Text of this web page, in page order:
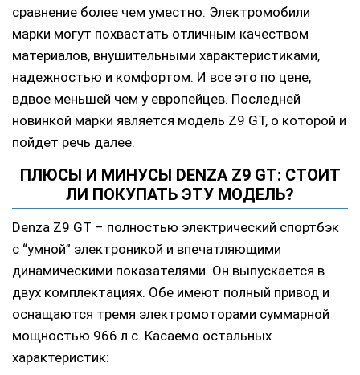
сравнение более чем уместно. Электромобили
марки могут похвастать отличным качеством
материалов, внушительными характеристиками,
надежностью и комфортом. И все это по цене,
вдвое меньшей чем у европейцев. Последней
новинкой марки является модель Z9 GT, о которой и
пойдет речь далее.
ПЛЮСЫ И МИНУСЫ DENZA Z9 GT: СТОИТ
ЛИ ПОКУПАТЬ ЭТУ МОДЕЛЬ?
Denza Z9 GT – полностью электрический спортбэк
с “умной” электроникой и впечатляющими
динамическими показателями. Он выпускается в
двух комплектациях. Обе имеют полный привод и
оснащаются тремя электромоторами суммарной
мощностью 966 л.с. Касаемо остальных
характеристик: